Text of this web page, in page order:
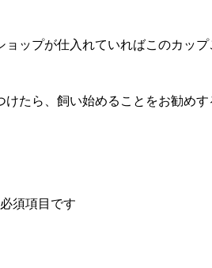
ップが仕入れていればこのカッ
たら、飼い始めることをお勧めす
須項目です